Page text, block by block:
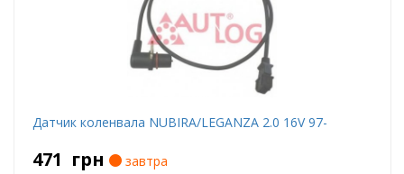
Датчик коленвала NUBIRA/LEGANZA 2.0 16V 97-
471 грн
завтра